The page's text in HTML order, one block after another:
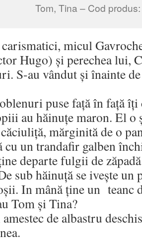
Tom, Tina – Cod
micul
Hugo) și perechea lui,
S-au vândut și înainte
puse față în față îți
au hăinuțe maron. El o
căciuliță, mărginită de o
cu un trandafir galben
departe fulgii de
sub hăinuță se ivește
In mână ține un teanc
Tom și Tina?
de albastru